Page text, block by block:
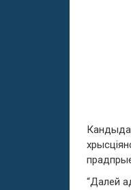
“Далей